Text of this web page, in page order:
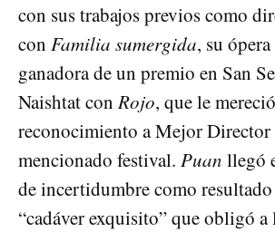
con sus trabajos previos como
con Familia sumergida, su
ganadora de un premio en San
Naishtat conRojo, que le
reconocimiento a Mejor Director
mencionado festival. Puan llegó
de incertidumbre como
“cadáver exquisito” que obligó